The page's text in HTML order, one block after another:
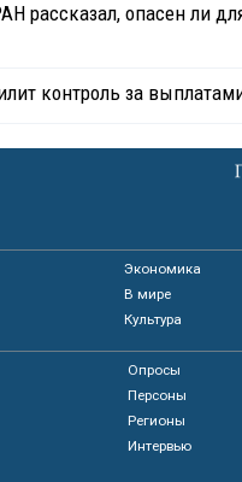
рассказал, опасен ли
контроль за
Экономика
В мире
Культура
Опросы
Персоны
Регионы
Интервью